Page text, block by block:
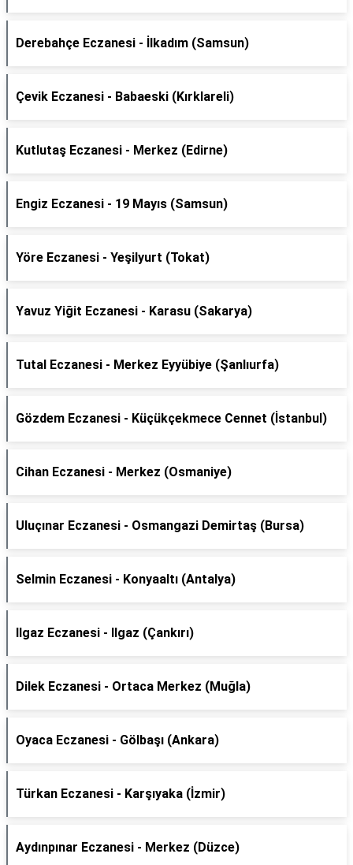
Derebahçe Eczanesi - İlkadım (Samsun)
Çevik Eczanesi - Babaeski (Kırklareli)
Kutlutaş Eczanesi - Merkez (Edirne)
Engiz Eczanesi - 19 Mayıs (Samsun)
Yöre Eczanesi - Yeşilyurt (Tokat)
Yavuz Yiğit Eczanesi - Karasu (Sakarya)
Tutal Eczanesi - Merkez Eyyübiye (Şanlıurfa)
Gözdem Eczanesi - Küçükçekmece Cennet (İstanbul)
Cihan Eczanesi - Merkez (Osmaniye)
Uluçınar Eczanesi - Osmangazi Demirtaş (Bursa)
Selmin Eczanesi - Konyaaltı (Antalya)
Ilgaz Eczanesi - Ilgaz (Çankırı)
Dilek Eczanesi - Ortaca Merkez (Muğla)
Oyaca Eczanesi - Gölbaşı (Ankara)
Türkan Eczanesi - Karşıyaka (İzmir)
Aydınpınar Eczanesi - Merkez (Düzce)